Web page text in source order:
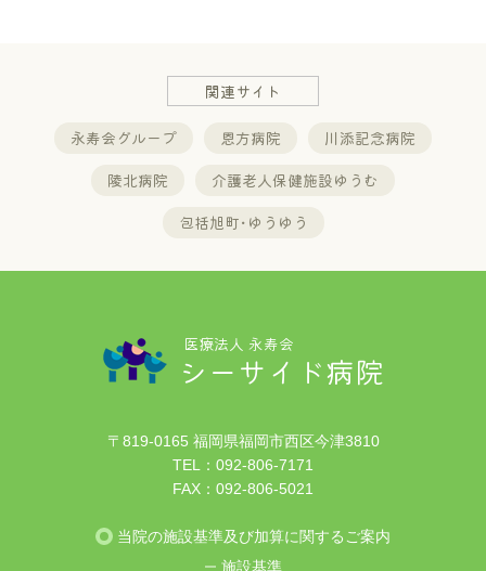
関連サイト
永寿会グループ 恩方病院
川添記念病院
陵北病院
介護老人保健施設ゆうむ
包括旭町･ゆうゆう
医療法人 永寿会
シーサイド病院
〒819-0165 福岡県福岡市西区今津3810
TEL： 092-806-7171
FAX：092-806-5021
当院の施設基準及び加算に関するご案内
施設基準